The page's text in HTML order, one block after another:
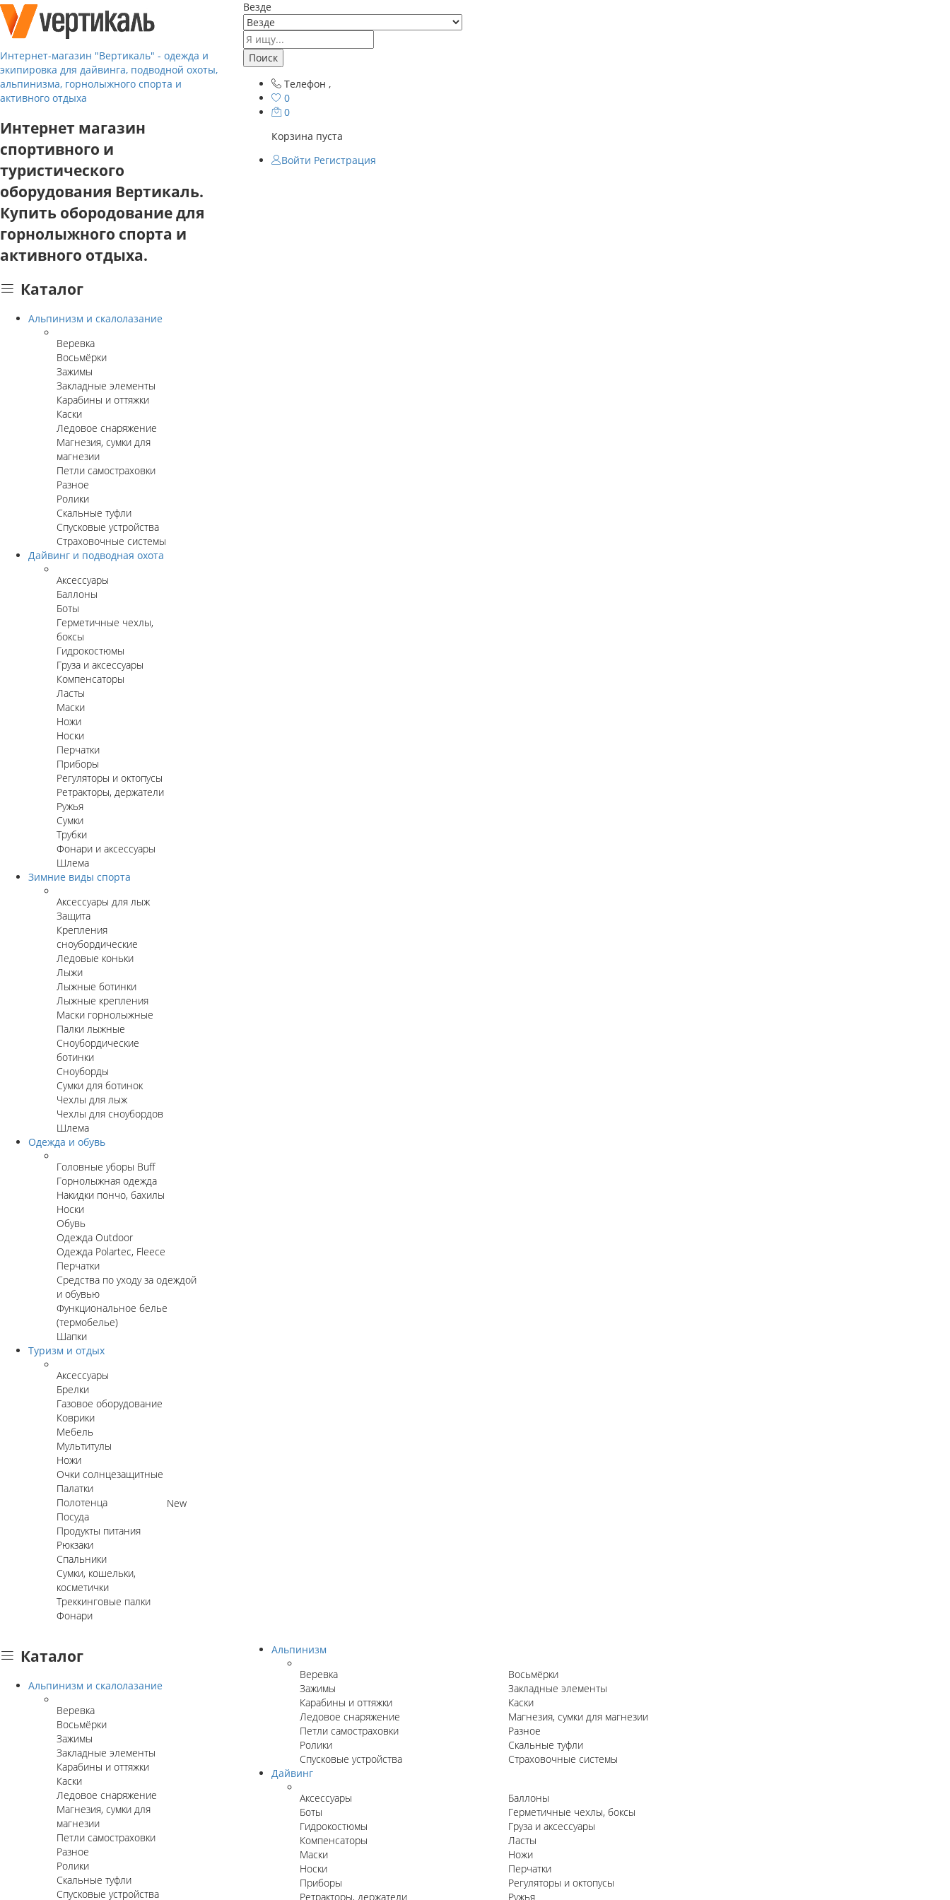
Интернет-магазин "Вертикаль" - одежда и
экипировка для дайвинга, подводной охоты,
альпинизма, горнолыжного спорта и
активного отдыха
Интернет магазин
спортивного и
туристического
оборудования Вертикаль.
Купить обородование для
горнолыжного спорта и
активного отдыха.
Каталог
Альпинизм и скалолазание
Веревка
Восьмёрки
Зажимы
Закладные элементы
Карабины и оттяжки
Каски
Ледовое снаряжение
Магнезия, сумки для
магнезии
Петли самостраховки
Разное
Ролики
Скальные туфли
Спусковые устройства
Страховочные системы
Дайвинг и подводная охота
Аксессуары
Баллоны
Боты
Герметичные чехлы,
боксы
Гидрокостюмы
Груза и аксессуары
Компенсаторы
Ласты
Маски
Ножи
Носки
Перчатки
Приборы
Регуляторы и октопусы
Ретракторы, держатели
Ружья
Сумки
Трубки
Фонари и аксессуары
Шлема
Зимние виды спорта
Аксессуары для лыж
Защита
Крепления
сноубордические
Ледовые коньки
Лыжи
Лыжные ботинки
Лыжные крепления
Маски горнолыжные
Палки лыжные
Сноубордические
ботинки
Сноуборды
Сумки для ботинок
Чехлы для лыж
Чехлы для сноубордов
Шлема
Одежда и обувь
Головные уборы Buff
Горнолыжная одежда
Накидки пончо, бахилы
Носки
Обувь
Одежда Outdoor
Одежда Polartec, Fleece
Перчатки
Средства по уходу за одеждой
и обувью
Функциональное белье
(термобелье)
Шапки
Туризм и отдых
Аксессуары
Брелки
Газовое оборудование
Коврики
Мебель
Мультитулы
Ножи
Очки солнцезащитные
Палатки
Полотенца
New
Посуда
Продукты питания
Рюкзаки
Спальники
Сумки, кошельки,
косметички
Треккинговые палки
Фонари
Везде
Поиск
Телефон ,
0
0
Корзина пуста
Войти Регистрация
Каталог
Альпинизм и скалолазание
Веревка
Восьмёрки
Зажимы
Закладные элементы
Карабины и оттяжки
Каски
Ледовое снаряжение
Магнезия, сумки для
магнезии
Петли самостраховки
Разное
Ролики
Скальные туфли
Спусковые устройства
Альпинизм
Веревка
Восьмёрки
Зажимы
Закладные элементы
Карабины и оттяжки
Каски
Ледовое снаряжение
Магнезия, сумки для магнезии
Петли самостраховки
Разное
Ролики
Скальные туфли
Спусковые устройства
Страховочные системы
Дайвинг
Аксессуары
Баллоны
Боты
Герметичные чехлы, боксы
Гидрокостюмы
Груза и аксессуары
Компенсаторы
Ласты
Маски
Ножи
Носки
Перчатки
Приборы
Регуляторы и октопусы
Ретракторы, держатели
Ружья